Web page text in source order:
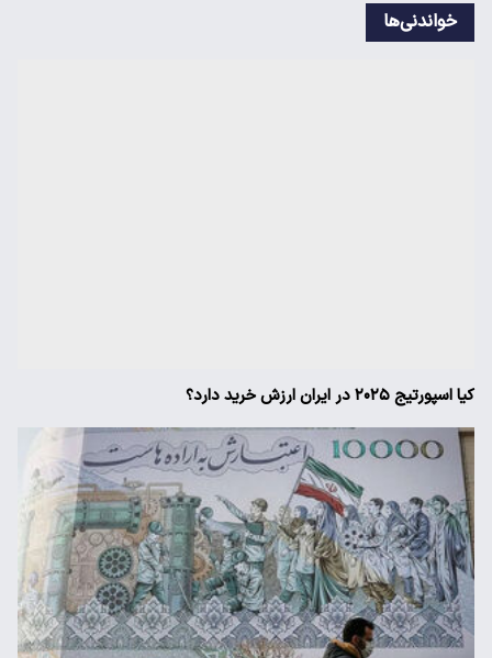
خواندنی‌ها
کیا اسپورتیج ۲۰۲۵ در ایران ارزش خرید دارد؟